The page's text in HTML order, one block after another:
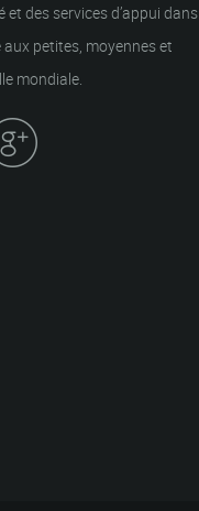
des services d’appui dans
petites, moyennes et
mondiale.